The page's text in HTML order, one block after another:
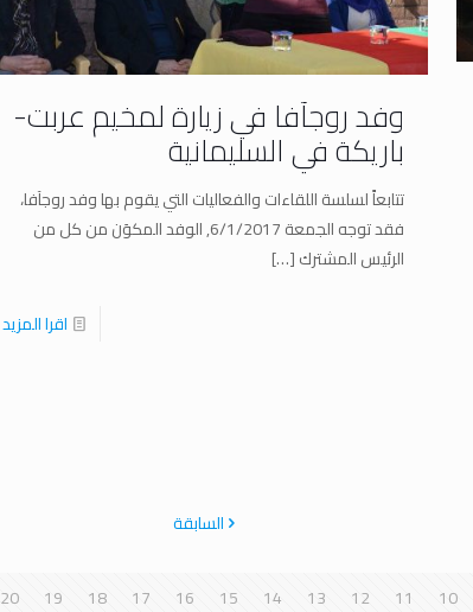
وفد روجآفا في زيارة لمخيم عربت-
باريكة في السليمانية
تتابعاً لسلسة اللقاءات والفعاليات التي يقوم بها وفد روجآفا،
فقد توجه الجمعة 6/1/2017, الوفد المكوَن من كل من
الرئيس المشترك[…]
اقرا المزيد
السابقة
10
11
12
13
14
15
16
17
18
19
20